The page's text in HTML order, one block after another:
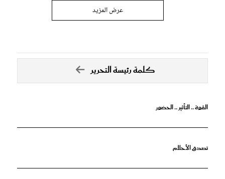
عرض المزيد
كلمة رئيسة التحرير
القوة .. التأثير .. الحضور
تصدق الأحلام